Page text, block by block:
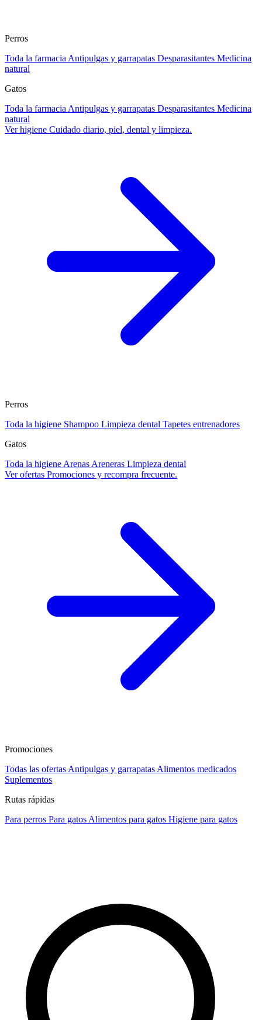
Perros
Toda la farmacia Antipulgas y garrapatas Desparasitantes Medicina
natural
Gatos
Toda la farmacia Antipulgas y garrapatas Desparasitantes Medicina
natural
Ver higiene Cuidado diario, piel, dental y limpieza.
Perros
Toda la higiene Shampoo Limpieza dental Tapetes entrenadores
Gatos
Toda la higiene Arenas Areneras Limpieza dental
Ver ofertas Promociones y recompra frecuente.
Promociones
Todas las ofertas Antipulgas y garrapatas Alimentos medicados
Suplementos
Rutas rápidas
Para perros Para gatos Alimentos para gatos Higiene para gatos